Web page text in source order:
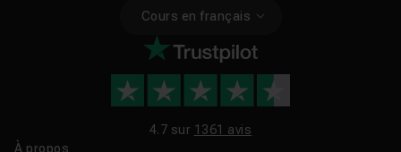
Cours en français
4.7 sur 1361 avis
À propos